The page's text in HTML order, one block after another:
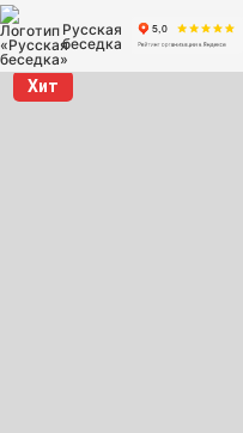
Русская
беседка
Хит